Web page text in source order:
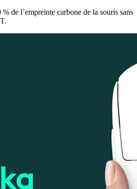
% de l’empreinte carbone de la souris sans